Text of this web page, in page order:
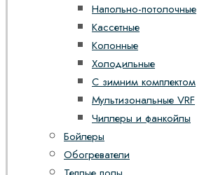
Напольно-потолочные
Кассетные
Колонные
Холодильные
С зимним комплектом
Мультизональные VRF
Чиллеры и фанкойлы
Бойлеры
Обогреватели